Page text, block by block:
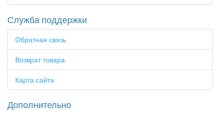
Служба поддержки
Обратная связь
Возврат товара
Карта сайта
Дополнительно